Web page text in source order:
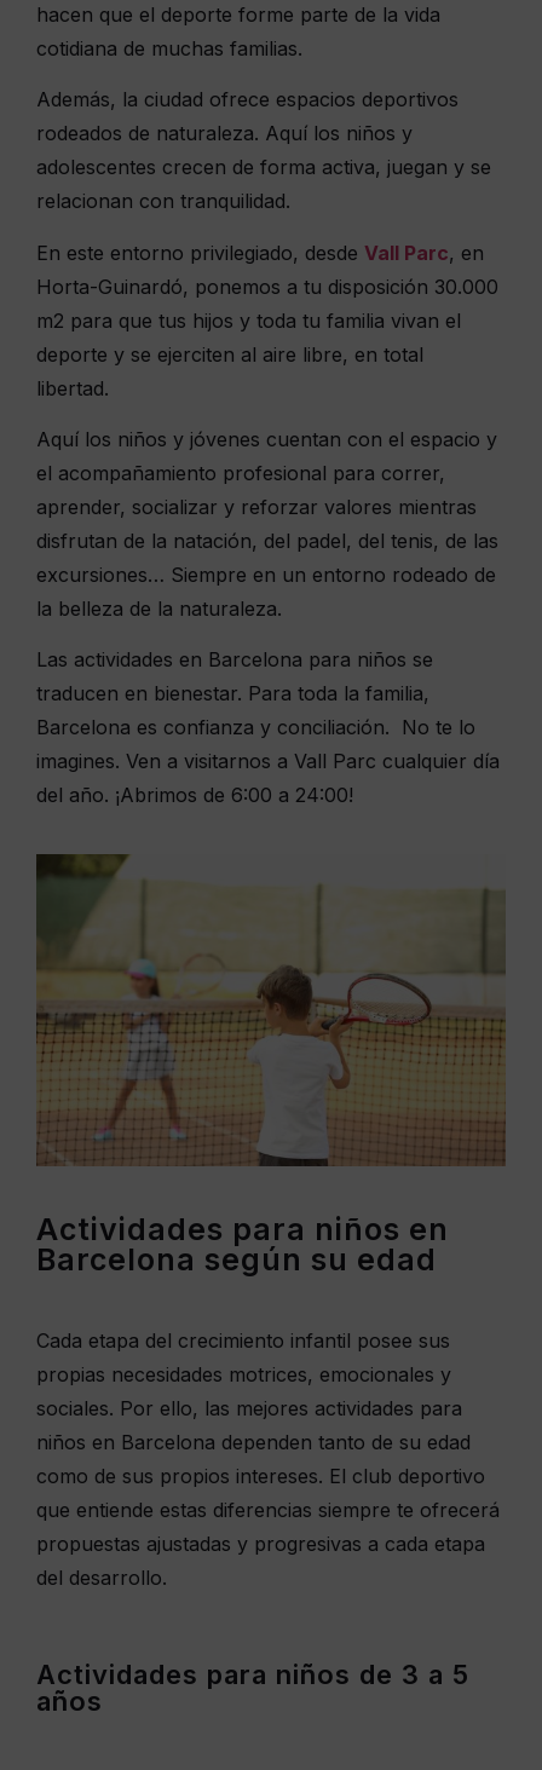
hacen que el deporte forme parte de la vida
cotidiana de muchas familias.
Además, la ciudad ofrece espacios deportivos
rodeados de naturaleza. Aquí los niños y
adolescentes crecen de forma activa, juegan y se
relacionan con tranquilidad.
En este entorno privilegiado, desde Vall Parc, en
Horta-Guinardó, ponemos a tu disposición 30.000
m2 para que tus hijos y toda tu familia vivan el
deporte y se ejerciten al aire libre, en total
libertad.
Aquí los niños y jóvenes cuentan con el espacio y
el acompañamiento profesional para correr,
aprender, socializar y reforzar valores mientras
disfrutan de la natación, del padel, del tenis, de las
excursiones… Siempre en un entorno rodeado de
la belleza de la naturaleza.
Las actividades en Barcelona para niños se
traducen en bienestar. Para toda la familia,
Barcelona es confianza y conciliación. No te lo
imagines. Ven a visitarnos a Vall Parc cualquier día
del año. ¡Abrimos de 6:00 a 24:00!
Actividades para niños en
Barcelona según su edad
Cada etapa del crecimiento infantil posee sus
propias necesidades motrices, emocionales y
sociales. Por ello, las mejores actividades para
niños en Barcelona dependen tanto de su edad
como de sus propios intereses. El club deportivo
que entiende estas diferencias siempre te ofrecerá
propuestas ajustadas y progresivas a cada etapa
del desarrollo.
Actividades para niños de 3 a 5
años